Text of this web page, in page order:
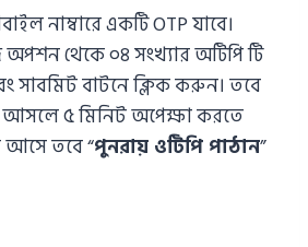
নাম্বারে একটি OTP যাবে।
থেকে ০৪ সংখ্যার অটিপি টি
সাবমিট বাটনে ক্লিক করুন। তবে
আসলে ৫ মিনিট অপেক্ষা করতে
আসে তবে “পুনরায় ওটিপি পাঠান”